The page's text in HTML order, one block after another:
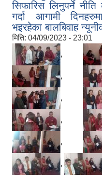
सिफारिस लिनुपर्ने
गर्दा आगामी
भइरहेका बालबिवाह
मिति: 04/09/2023 - 23:01
,
,
,
,
,
,